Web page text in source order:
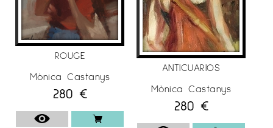
• 2018 Galeria Anquin ‘s. Reus, Tarragona.
• 2017 Galeria L’Arcada. Blanes, Girona. Galeria
Espai Cavallers, “Fruint” Lleida. • 2016 Galeria
l’Arcada. Blanes, Girona.
• 2015 Galeria Anquin ‘s. “Blancs infinits” Reus,
Tarragona.
• 2014Galería l’Arcada. Blanes, Girona.
ROUGE
Mònica Castanys
280 €
ANTICUARIOS
Mònica Castanys
280 €